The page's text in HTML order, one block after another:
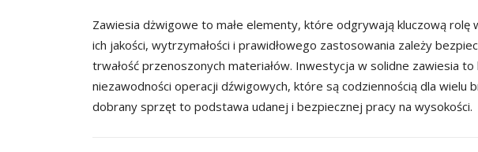
Zawiesia dżwigowe to małe elementy, które odgrywają kluczową rolę
ich jakości, wytrzymałości i prawidłowego zastosowania zależy
trwałość przenoszonych materiałów. Inwestycja w solidne zawiesia
niezawodności operacji dźwigowych, które są codziennością dla wielu
dobrany sprzęt to podstawa udanej i bezpiecznej pracy na wysokości.